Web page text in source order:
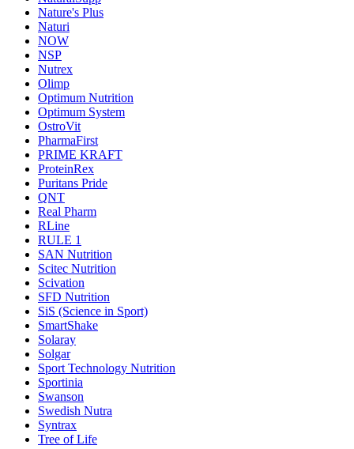
Nature's Plus
Naturi
NOW
NSP
Nutrex
Olimp
Optimum Nutrition
Optimum System
OstroVit
PharmaFirst
PRIME KRAFT
ProteinRex
Puritans Pride
QNT
Real Pharm
RLine
RULE 1
SAN Nutrition
Scitec Nutrition
Scivation
SFD Nutrition
SiS (Science in Sport)
SmartShake
Solaray
Solgar
Sport Technology Nutrition
Sportinia
Swanson
Swedish Nutra
Syntrax
Tree of Life